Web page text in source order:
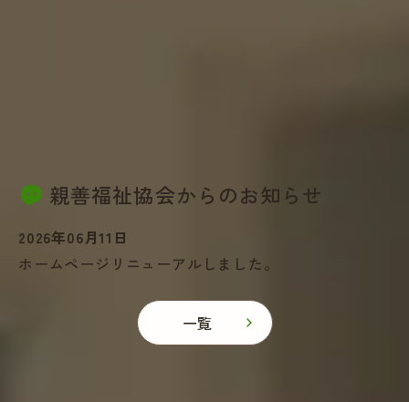
親善福祉協会からのお知らせ
2026年06月11日
ホームページリニューアルしました。
一覧